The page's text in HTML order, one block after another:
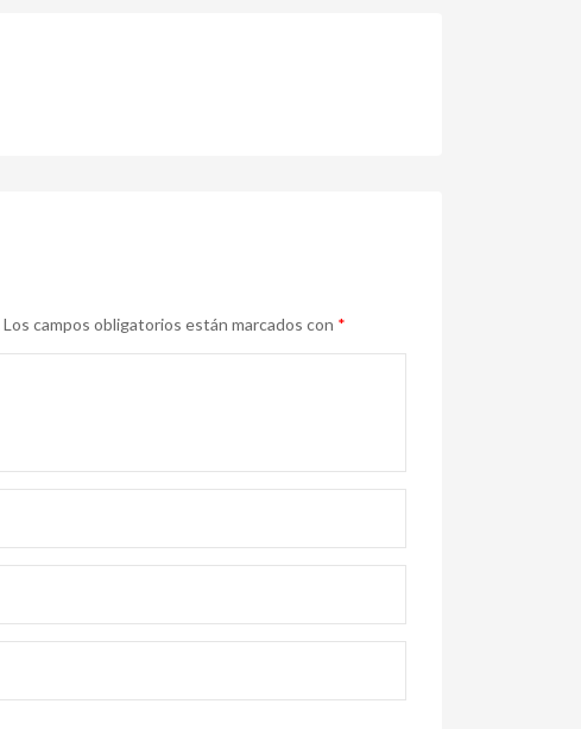
Los campos obligatorios están marcados con *